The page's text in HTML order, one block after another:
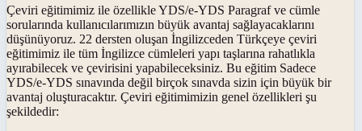
Çeviri eğitimimiz ile özellikle YDS/e-YDS Paragraf ve cümle
sorularında kullanıcılarımızın büyük avantaj sağlayacaklarını
düşünüyoruz. 22 dersten oluşan İngilizceden Türkçeye çeviri
eğitimimiz ile tüm İngilizce cümleleri yapı taşlarına rahatlıkla
ayırabilecek ve çevirisini yapabileceksiniz. Bu eğitim Sadece
YDS/e-YDS sınavında değil birçok sınavda sizin için büyük bir
avantaj oluşturacaktır. Çeviri eğitimimizin genel özellikleri şu
şekildedir: